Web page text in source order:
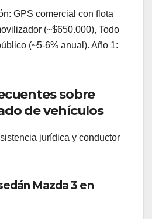
GPS comercial con flota
(~$650.000), Todo
(~5-6% anual). Año 1:
sobre
de vehículos
jurídica y conductor
Mazda 3 en